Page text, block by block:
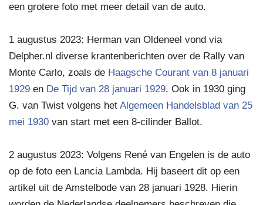
een grotere foto met meer detail van de auto.
1 augustus 2023: Herman van Oldeneel vond via
Delpher.nl diverse krantenberichten over de Rally van
Monte Carlo, zoals de Haagsche Courant van 8 januari
1929 en De Tijd van 28 januari 1929. Ook in 1930 ging
G. van Twist volgens het Algemeen Handelsblad van 25
mei 1930 van start met een 8-cilinder Ballot.
2 augustus 2023: Volgens René van Engelen is de auto
op de foto een Lancia Lambda. Hij baseert dit op een
artikel uit de Amstelbode van 28 januari 1928. Hierin